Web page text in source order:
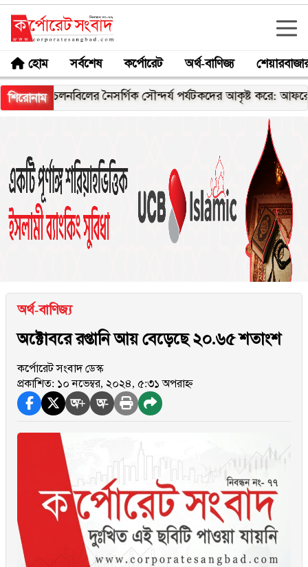
হোম সর্বশেষ কর্পোরেট অর্থ-বাণিজ্য
শিরোনাম
চলনবিলের নৈসর্গিক সৌন্দর্য পর্যটকদের আকৃষ্ট করে: আফরোজা খানম
অর্থ-বাণিজ্য
অক্টোবরে রপ্তানি আয় বেড়েছে ২০.৬৫ শতাংশ
কর্পোরেট সংবাদ ডেস্ক
প্রকাশিত: ১০ নভেম্বর, ২০২৪, ৫:৩১ অপরাহ্ন
অ+ অ-